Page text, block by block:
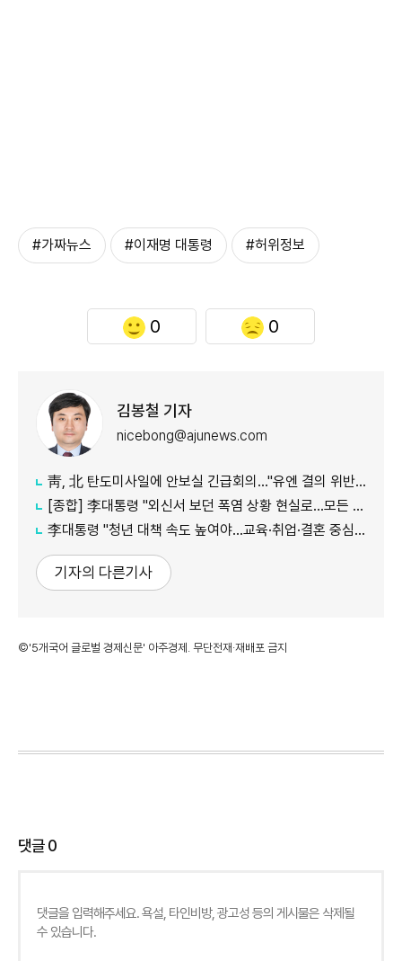
#가짜뉴스 #이재명 대통령 #허위정보
0 0
김봉철 기자
nicebong@ajunews.com
靑, 北 탄도미사일에 안보실 긴급회의…"유엔 결의 위반, 즉각 중단 촉구"
[종합] 李대통령 "외신서 보던 폭염 상황 현실로…모든 행정력 총동원하라"
李대통령 "청년 대책 속도 높여야…교육·취업·결혼 중심 정책 재편"
기자의 다른기사
©'5개국어 글로벌 경제신문' 아주경제. 무단전재·재배포 금지
댓글0